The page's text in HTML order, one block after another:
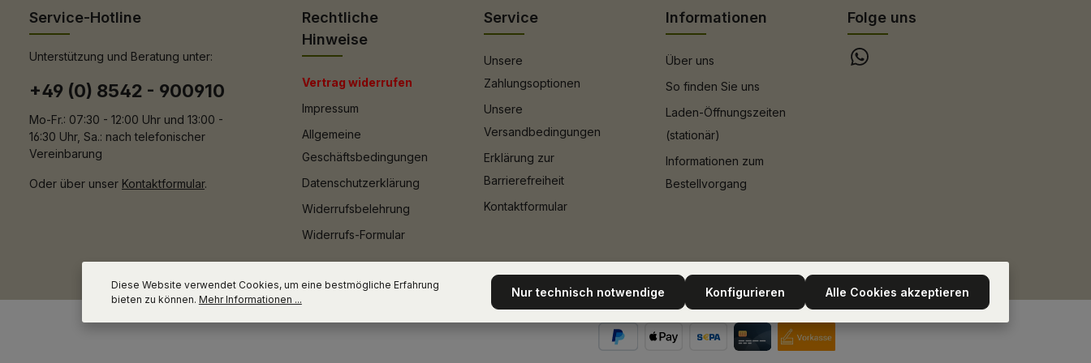
Service-Hotline
Unterstützung und Beratung unter:
+49 (0) 8542 - 900910
Mo-Fr.: 07:30 - 12:00 Uhr und 13:00 -
16:30 Uhr, Sa.: nach telefonischer
Vereinbarung
Oder über unser Kontaktformular.
Rechtliche
Hinweise
Vertrag widerrufen
Impressum
Allgemeine
Geschäftsbedingungen
Datenschutzerklärung
Widerrufsbelehrung
Widerrufs-Formular
Service
Unsere
Zahlungsoptionen
Unsere
Versandbedingungen
Erklärung zur
Barrierefreiheit
Kontaktformular
Informationen
Über uns
So finden Sie uns
Laden-Öffnungszeiten
(stationär)
Informationen zum
Bestellvorgang
Folge uns
Diese Website verwendet Cookies, um eine bestmögliche Erfahrung
bieten zu können. Mehr Informationen ... Nur technisch notwendige Konfigurieren Alle Cookies akzeptieren